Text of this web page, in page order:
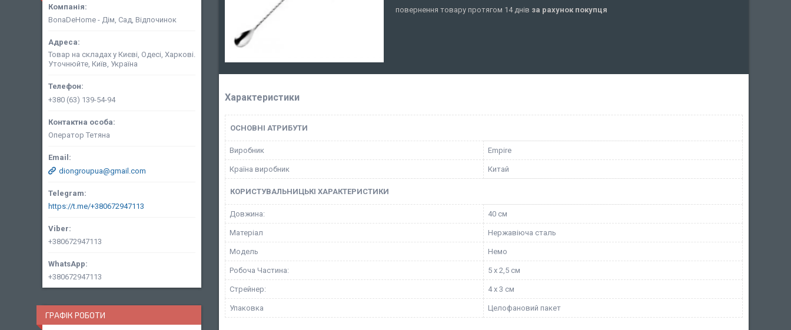
повернення товару протягом 14 днів за рахунок покупця
Характеристики
ОСНОВНІ АТРИБУТИ
Виробник Empire
Країна виробник Китай
КОРИСТУВАЛЬНИЦЬКІ ХАРАКТЕРИСТИКИ
Довжина: 40 см
Матеріал Нержавіюча сталь
Мoдель Немо
Робоча Частина: 5 х 2,5 см
Стрейнер: 4 х 3 см
Упаковка Целофановий пакет
BonaDeHome - Дім, Сад, Відпочинок
Товар на складах у Києві, Одесі, Харкові.
Уточнюйте, Київ, Україна
+380 (63) 139-54-94
Оператор Тетяна
diongroupua@gmail.com
https://t.me/+380672947113
+380672947113
+380672947113
ГРАФІК РОБОТИ